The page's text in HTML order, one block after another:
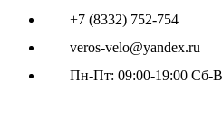
+7 (8332) 752-754
veros-velo@yandex.ru
Пн-Пт: 09:00-19:00 Сб-